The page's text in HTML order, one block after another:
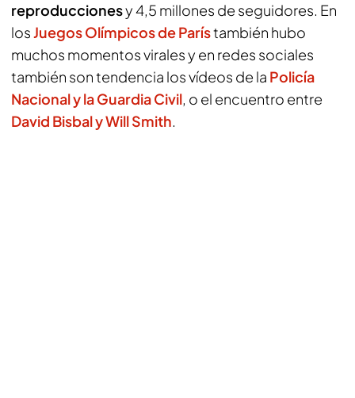
reproduccionesy 4,5 millones de seguidores. En
losJuegos Olímpicos de Parístambién hubo
muchos momentos virales y en redes sociales
también son tendencia los vídeos de la Policía
Nacional y la Guardia Civil, o el encuentro entre
David Bisbal y Will Smith.